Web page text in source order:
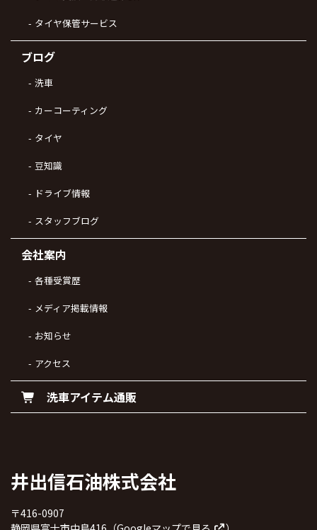
タイヤ保管サービス
ブログ
洗車
カーコーティング
タイヤ
豆知識
ドライブ情報
スタッフブログ
会社案内
各種受賞歴
メディア掲載情報
お知らせ
アクセス
洗車アイテム通販
井出信石油株式会社
〒416-0907